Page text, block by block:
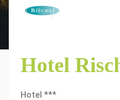
Hotel
Hotel ***